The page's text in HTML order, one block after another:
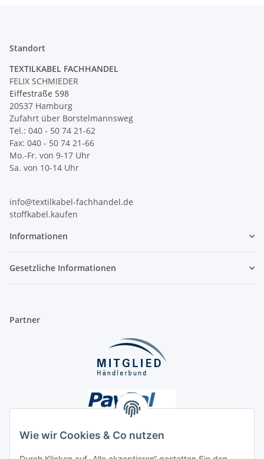
Wie wir Cookies & Co nutzen
Standort
TEXTILKABEL FACHHANDEL
FELIX SCHMIEDER
Eiffestraße 598
20537 Hamburg
Zufahrt über Borstelmannsweg
Tel.: 040 - 50 74 21-62
Fax: 040 - 50 74 21-66
Mo.-Fr. von 9-17 Uhr
Sa. von 10-14 Uhr
info@textilkabel-fachhandel.de
stoffkabel.kaufen
Informationen
Gesetzliche Informationen
Partner